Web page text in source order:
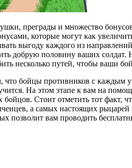
преграды и множество
которые могут как
выгоду каждого из
добрую половину ваших солдат.
несколько путей, чтобы ваши
бойцы противников с каждым
На этом этапе к вам на
Стоит отметить тот факт,
а самых настоящих
позволит вам проводить